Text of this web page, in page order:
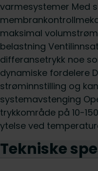
varmesystemer Med
maksimal
belastning
differansetrykk noe
dynamiske fordelere
strøminnstilling og
systemavstenging
trykkområde på 10-
ytelse ved
Tekniske